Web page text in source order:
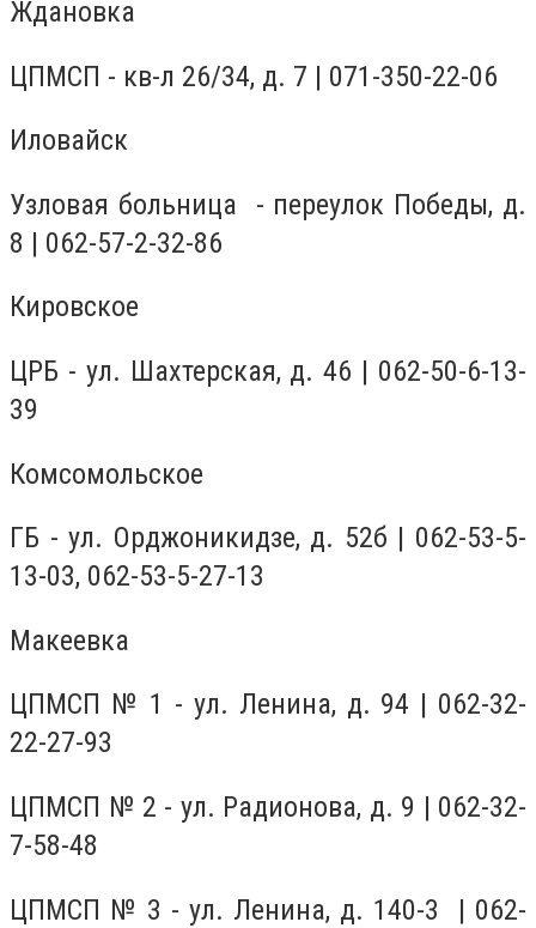
Ждановка
ЦПМСП - кв-л 26/34, д. 7 | 071-350-22-06
Иловайск
Узловая больница - переулок Победы, д.
8 | 062-57-2-32-86
Кировское
ЦРБ - ул. Шахтерская, д. 46 | 062-50-6-13-
39
Комсомольское
ГБ - ул. Орджоникидзе, д. 52б | 062-53-5-
13-03, 062-53-5-27-13
Макеевка
ЦПМСП № 1 - ул. Ленина, д. 94 | 062-32-
22-27-93
ЦПМСП № 2 - ул. Радионова, д. 9 | 062-32-
7-58-48
ЦПМСП № 3 - ул. Ленина, д. 140-3 | 062-